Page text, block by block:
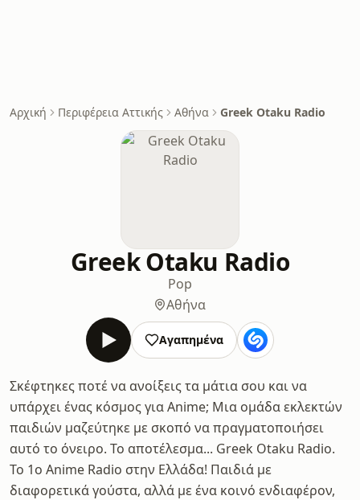
Αρχική Περιφέρεια Αττικής Αθήνα Greek Otaku Radio
Greek Otaku Radio
Pop
Αθήνα
Αγαπημένα
Σκέφτηκες ποτέ να ανοίξεις τα μάτια σου και να
υπάρχει ένας κόσμος για Anime; Μια ομάδα εκλεκτών
παιδιών μαζεύτηκε με σκοπό να πραγματοποιήσει
αυτό το όνειρο. Το αποτέλεσμα... Greek Otaku Radio.
To 1o Anime Radio στην Ελλάδα! Παιδιά με
διαφορετικά γούστα, αλλά με ένα κοινό ενδιαφέρον,